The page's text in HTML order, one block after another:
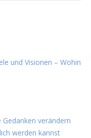
und Visionen – Wohin
verändern
werden kannst